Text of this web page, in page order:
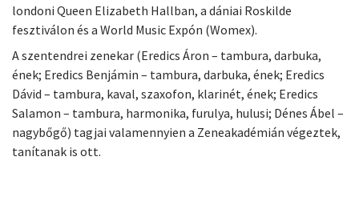
londoni Queen Elizabeth Hallban, a dániai Roskilde
fesztiválon és a World Music Expón (Womex).
A szentendrei zenekar (Eredics Áron – tambura, darbuka,
ének; Eredics Benjámin – tambura, darbuka, ének; Eredics
Dávid – tambura, kaval, szaxofon, klarinét, ének; Eredics
Salamon – tambura, harmonika, furulya, hulusi; Dénes Ábel –
nagybőgő) tagjai valamennyien a Zeneakadémián végeztek,
tanítanak is ott.